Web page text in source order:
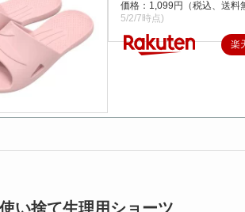
価格：1,099円（税込、送料
5/2/7時点)
楽
捨て生理用ショーツ